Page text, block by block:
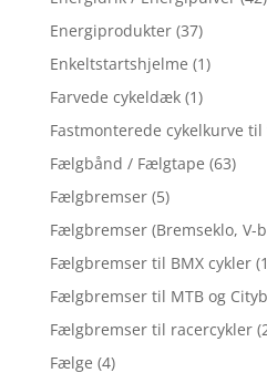
Energiprodukter (37)
Enkeltstartshjelme (1)
Farvede cykeldæk (1)
Fastmonterede cykelkurve
Fælgbånd / Fælgtape (63)
Fælgbremser (5)
Fælgbremser (Bremseklo, V-
Fælgbremser til BMX cykler
Fælgbremser til MTB og
Fælgbremser til racercykler
Fælge (4)